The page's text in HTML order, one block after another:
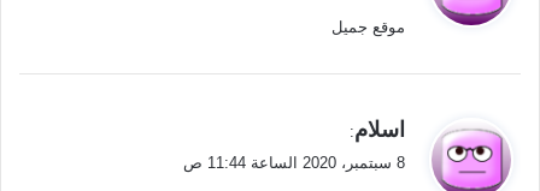
ل
موقع جميل
ي
ق
اسلام:
8 سبتمبر، 2020 الساعة 11:44 ص